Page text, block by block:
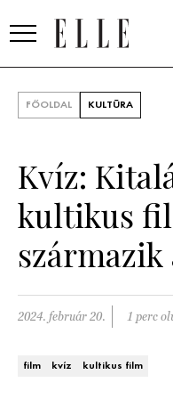
GOURMET AWARDS
SZÉPSÉG
KULTÚRA
PSZICHÉ
FŐOLDAL KULTÚRA
Kvíz:
kultikus
származik
2024. február 20. 1 perc
film kvíz kultikus film